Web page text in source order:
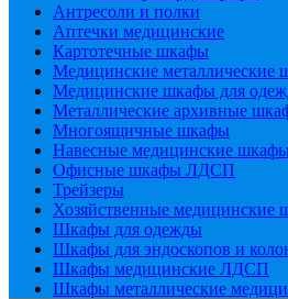
Антресоли и полки
Аптечки медицинские
Картотечные шкафы
Медицинские металлические
Медицинские шкафы для
Металлические архивные
Многоящичные шкафы
Навесные медицинские шкафы
Офисные шкафы ЛДСП
Трейзеры
Хозяйственные медицинские
Шкафы для одежды
Шкафы для эндоскопов и
Шкафы медицинские ЛДСП
Шкафы металлические